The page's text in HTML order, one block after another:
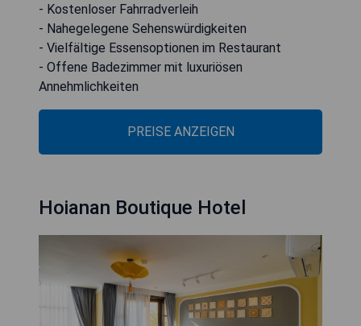
- Kostenloser Fahrradverleih
- Nahegelegene Sehenswürdigkeiten
- Vielfältige Essensoptionen im Restaurant
- Offene Badezimmer mit luxuriösen
Annehmlichkeiten
PREISE ANZEIGEN
Hoianan Boutique Hotel